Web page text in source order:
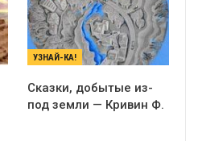
УЗНАЙ-КА!
Сказки, добытые из-
под земли — Кривин Ф.